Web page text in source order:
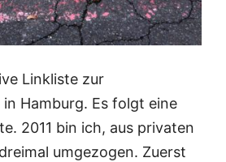
Linkliste zur
Hamburg. Es folgt eine
2011 bin ich, aus privaten
umgezogen. Zuerst